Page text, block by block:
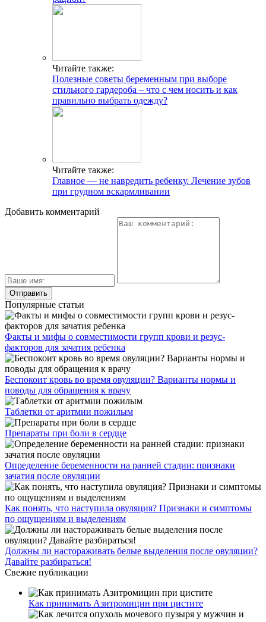
Читайте также:
Полезные советы беременным при выборе
стильного гардероба – что с чем носить и как
правильно выбрать одежду?
Читайте также:
Главное — не навредить ребенку. Лечение зубов
при грудном вскармливании
Добавить комментарий
Популярные статьи
Факты и мифы о совместимости групп крови и резус-
факторов для зачатия ребенка
Беспокоит кровь во время овуляции? Варианты нормы и
поводы для обращения к врачу
Таблетки от аритмии пожилым
Препараты при боли в сердце
Определение беременности на ранней стадии: признаки
зачатия после овуляции
Как понять, что наступила овуляция? Признаки и симптомы
по ощущениям и выделениям
Должны ли настораживать белые выделения после овуляции?
Давайте разбираться!
Свежие публикации
Как принимать Азитромицин при цистите